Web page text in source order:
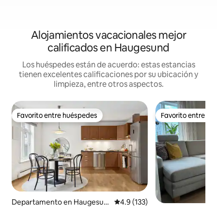
Alojamientos vacacionales mejor
calificados en Haugesund
Los huéspedes están de acuerdo: estas estancias
tienen excelentes calificaciones por su ubicación y
limpieza, entre otros aspectos.
Favorito entre huéspedes
Favorito entre huéspedes
Departamento en Haugesun
Calificación promedio: 4.9 de
4.9 (133)
Favorito entre
Favorito entre